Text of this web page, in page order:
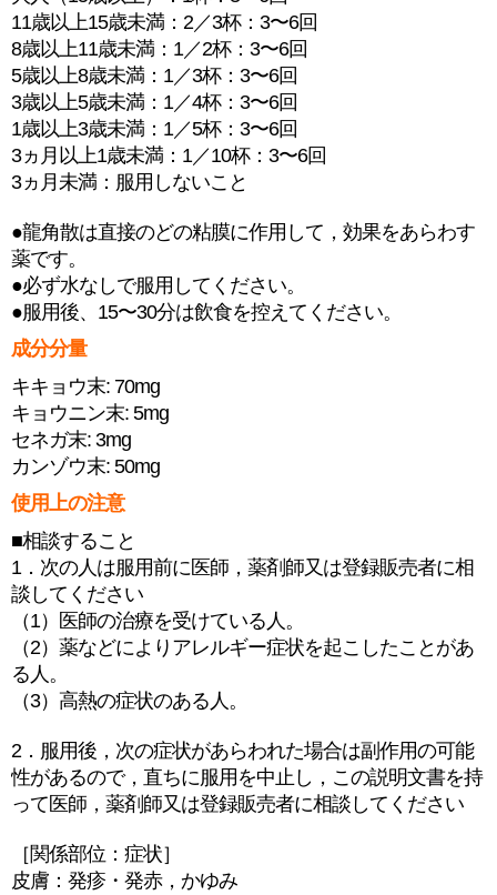
11歳以上15歳未満：2／3杯：3〜6回
8歳以上11歳未満：1／2杯：3〜6回
5歳以上8歳未満：1／3杯：3〜6回
3歳以上5歳未満：1／4杯：3〜6回
1歳以上3歳未満：1／5杯：3〜6回
3ヵ月以上1歳未満：1／10杯：3〜6回
3ヵ月未満：服用しないこと
●龍角散は直接のどの粘膜に作用して，効果をあらわす
薬です。
●必ず水なしで服用してください。
●服用後、15〜30分は飲食を控えてください。
成分分量
キキョウ末: 70mg
キョウニン末: 5mg
セネガ末: 3mg
カンゾウ末: 50mg
使用上の注意
■相談すること
1．次の人は服用前に医師，薬剤師又は登録販売者に相
談してください
（1）医師の治療を受けている人。
（2）薬などによりアレルギー症状を起こしたことがあ
る人。
（3）高熱の症状のある人。
2．服用後，次の症状があらわれた場合は副作用の可能
性があるので，直ちに服用を中止し，この説明文書を持
って医師，薬剤師又は登録販売者に相談してください
［関係部位：症状］
皮膚：発疹・発赤，かゆみ